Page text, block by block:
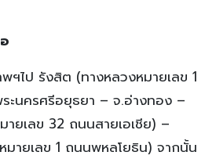
ฯไป รังสิต (ทางหลวงหมายเลข 1
ะนครศรีอยุธยา – จ.อ่างทอง –
ยเลข 32 ถนนสายเอเชีย) –
มายเลข 1 ถนนพหลโยธิน) จากนั้น